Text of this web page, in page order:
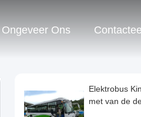
Ongeveer Ons
Elektrobus
met van de